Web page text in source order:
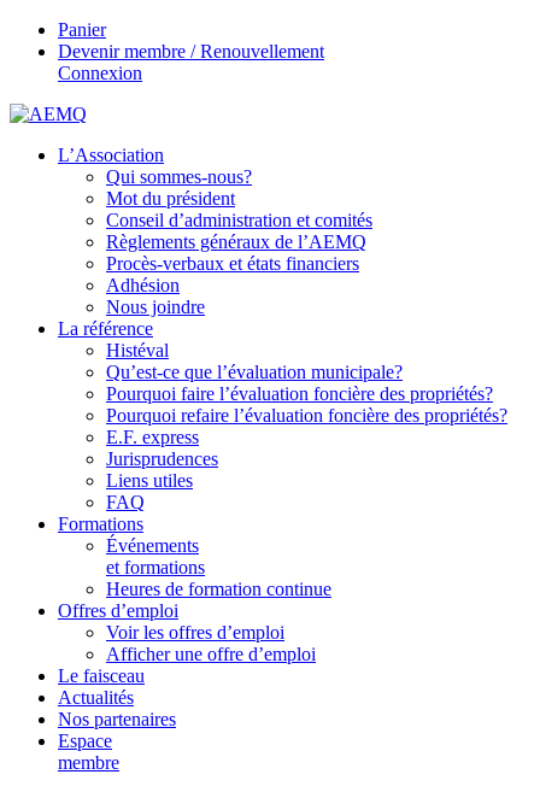
Panier
Devenir membre / Renouvellement
Connexion
L’Association
Qui sommes-nous?
Mot du président
Conseil d’administration et comités
Règlements généraux de l’AEMQ
Procès-verbaux et états financiers
Adhésion
Nous joindre
La référence
Histéval
Qu’est-ce que l’évaluation municipale?
Pourquoi faire l’évaluation foncière des propriétés?
Pourquoi refaire l’évaluation foncière des propriétés?
E.F. express
Jurisprudences
Liens utiles
FAQ
Formations
Événements
et formations
Heures de formation continue
Offres d’emploi
Voir les offres d’emploi
Afficher une offre d’emploi
Le faisceau
Actualités
Nos partenaires
Espace
membre